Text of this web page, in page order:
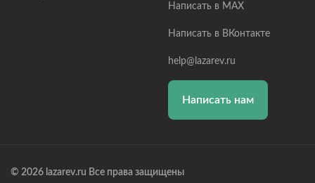
Написать в MAX
Написать в ВКонтакте
help@lazarev.ru
Написать нам
© 2026 lazarev.ru Все права защищены